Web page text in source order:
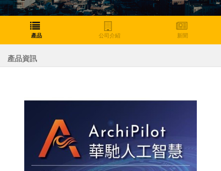
產品 公司介紹 新聞
產品資訊